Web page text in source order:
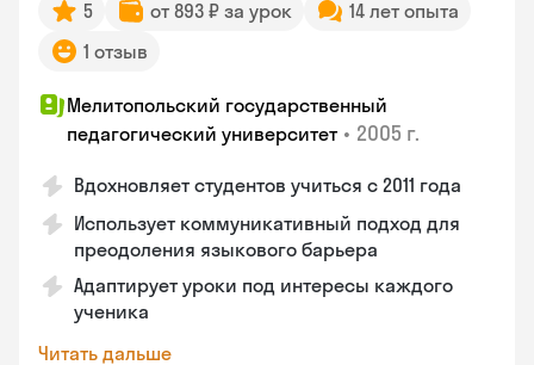
5 от 893 ₽ за урок
14 лет опыта
1 отзыв
Мелитопольский государственный
педагогический университет • 2005 г.
Вдохновляет студентов учиться с 2011 года
Использует коммуникативный подход для
преодоления языкового барьера
Адаптирует уроки под интересы каждого
ученика
Читать дальше